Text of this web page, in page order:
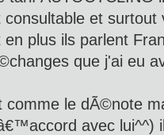
consultable et surtout
en plus ils parlent
que j'ai eu
comme le dÃ©note
avec lui^^)